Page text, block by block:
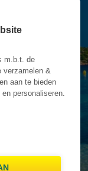
m.b.t. de
verzamelen &
aan te bieden
personaliseren.